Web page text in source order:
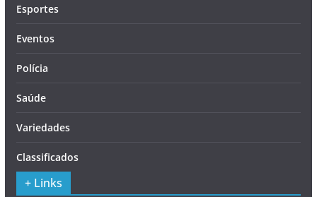
Esportes
Eventos
Polícia
Saúde
Variedades
Classificados
+ Links